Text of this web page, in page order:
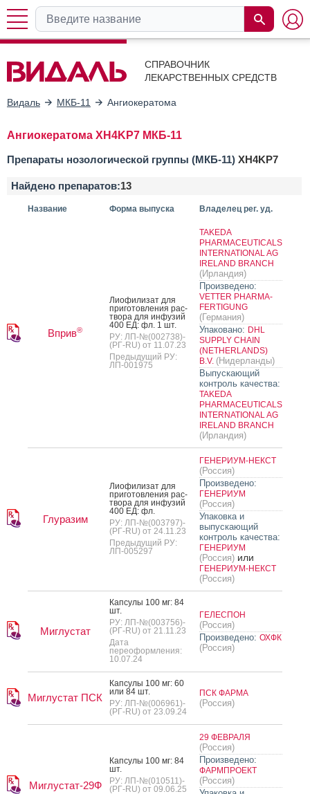
СПРАВОЧНИК
ЛЕКАРСТВЕННЫХ СРЕДСТВ
Видаль МКБ-11 Ангиокератома
Ангиокератома XH4KP7 МКБ-11
Препараты нозологической группы (МКБ-11) XH4KP7
Найдено препаратов:13
Название Форма выпуска Владелец рег. уд.
Вприв®
Ли­офи­лизат для
при­готов­ле­ния рас­
тво­ра для ин­фу­зий
400 ЕД: фл. 1 шт.
РУ: ЛП-№(002738)-
(РГ-RU) от 11.07.23
Предыдущий РУ:
ЛП-001975
TAKEDA
PHARMACEUTICALS
INTERNATIONAL AG
IRELAND BRANCH
(Ирландия)
Произведено:
VETTER PHARMA-
FERTIGUNG
(Германия)
Упаковано: DHL
SUPPLY CHAIN
(NETHERLANDS)
B.V. (Нидерланды)
Выпускающий
контроль качества:
TAKEDA
PHARMACEUTICALS
INTERNATIONAL AG
IRELAND BRANCH
(Ирландия)
Глуразим
Ли­офи­лизат для
при­готов­ле­ния рас­
тво­ра для ин­фу­зий
400 ЕД: фл.
РУ: ЛП-№(003797)-
(РГ-RU) от 24.11.23
Предыдущий РУ:
ЛП-005297
ГЕНЕРИУМ-НЕКСТ
(Россия)
Произведено:
ГЕНЕРИУМ
(Россия)
Упаковка и
выпускающий
контроль качества:
ГЕНЕРИУМ
(Россия) или
ГЕНЕРИУМ-НЕКСТ
(Россия)
Миглустат
Кап­су­лы 100 мг: 84
шт.
РУ: ЛП-№(003756)-
(РГ-RU) от 21.11.23
Дата
переоформления:
10.07.24
ГЕЛЕСПОН
(Россия)
Произведено: ОХФК
(Россия)
Миглустат ПСК
Кап­су­лы 100 мг: 60
или 84 шт.
РУ: ЛП-№(006961)-
(РГ-RU) от 23.09.24
ПСК ФАРМА
(Россия)
Миглустат-29Ф
Кап­су­лы 100 мг: 84
шт.
РУ: ЛП-№(010511)-
(РГ-RU) от 09.06.25
29 ФЕВРАЛЯ
(Россия)
Произведено:
ФАРМПРОЕКТ
(Россия)